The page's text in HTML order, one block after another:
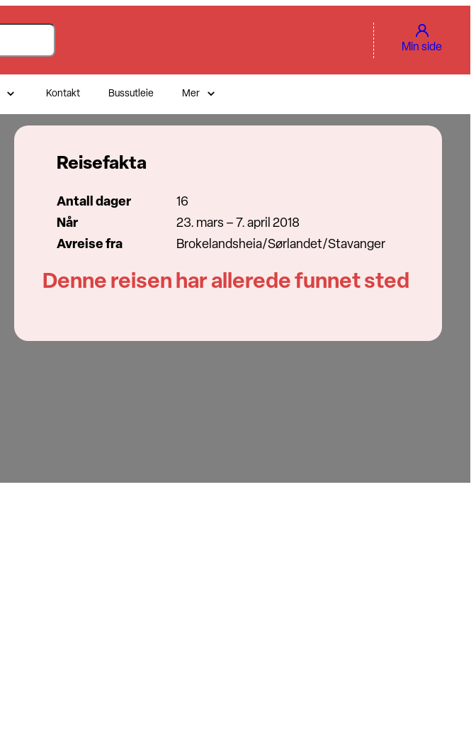
Min side
Kontakt Bussutleie Mer
Reisefakta
Antall dager
16
Når
23. mars – 7. april 2018
Avreise fra
Brokelandsheia/Sørlandet/Stavanger
Denne reisen har allerede funnet sted